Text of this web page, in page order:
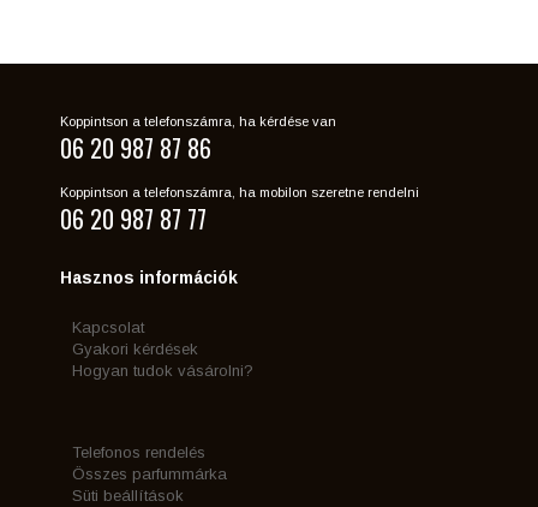
Koppintson a telefonszámra, ha kérdése van
06 20 987 87 86
Koppintson a telefonszámra, ha mobilon szeretne rendelni
06 20 987 87 77
Hasznos információk
Kapcsolat
Gyakori kérdések
Hogyan tudok vásárolni?
Telefonos rendelés
Összes parfummárka
Süti beállítások